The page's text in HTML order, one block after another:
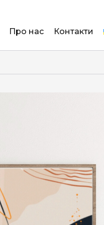
Про нас Контакти